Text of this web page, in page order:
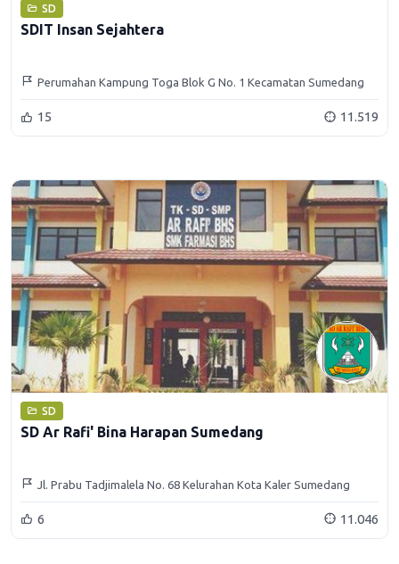
SD
SDIT Insan Sejahtera
Perumahan Kampung Toga Blok G No. 1 Kecamatan Sumedang
Selatan
15 11.519
SD
SD Ar Rafi' Bina Harapan Sumedang
Jl. Prabu Tadjimalela No. 68 Kelurahan Kota Kaler Sumedang
6 11.046